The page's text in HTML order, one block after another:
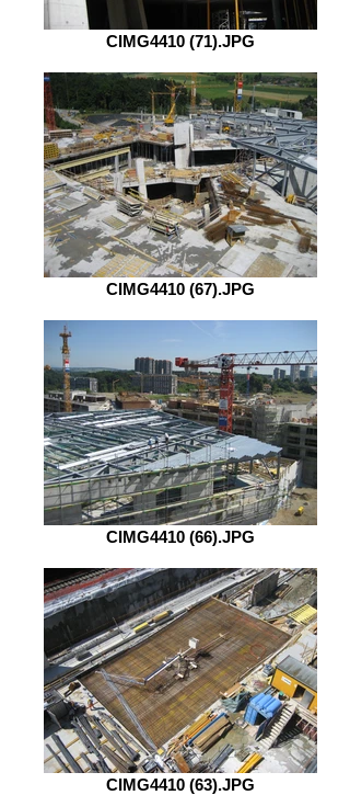
CIMG4410 (71).JPG
CIMG4410 (67).JPG
CIMG4410 (66).JPG
CIMG4410 (63).JPG